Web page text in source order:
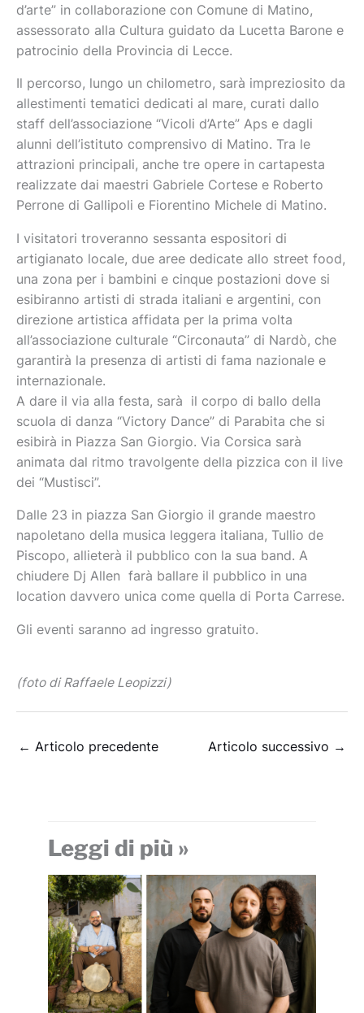
d’arte” in collaborazione con Comune di Matino,
assessorato alla Cultura guidato da Lucetta Barone e
patrocinio della Provincia di Lecce.
Il percorso, lungo un chilometro, sarà impreziosito da
allestimenti tematici dedicati al mare, curati dallo
staff dell’associazione “Vicoli d’Arte” Aps e dagli
alunni dell’istituto comprensivo di Matino. Tra le
attrazioni principali, anche tre opere in cartapesta
realizzate dai maestri Gabriele Cortese e Roberto
Perrone di Gallipoli e Fiorentino Michele di Matino.
I visitatori troveranno sessanta espositori di
artigianato locale, due aree dedicate allo street food,
una zona per i bambini e cinque postazioni dove si
esibiranno artisti di strada italiani e argentini, con
direzione artistica affidata per la prima volta
all’associazione culturale “Circonauta” di Nardò, che
garantirà la presenza di artisti di fama nazionale e
internazionale.
A dare il via alla festa, sarà il corpo di ballo della
scuola di danza “Victory Dance” di Parabita che si
esibirà in Piazza San Giorgio. Via Corsica sarà
animata dal ritmo travolgente della pizzica con il live
dei “Mustisci”.
Dalle 23 in piazza San Giorgio il grande maestro
napoletano della musica leggera italiana, Tullio de
Piscopo, allieterà il pubblico con la sua band. A
chiudere Dj Allen farà ballare il pubblico in una
location davvero unica come quella di Porta Carrese.
Gli eventi saranno ad ingresso gratuito.
(foto di Raffaele Leopizzi)
← Articolo precedente Articolo successivo →
Leggi di più »